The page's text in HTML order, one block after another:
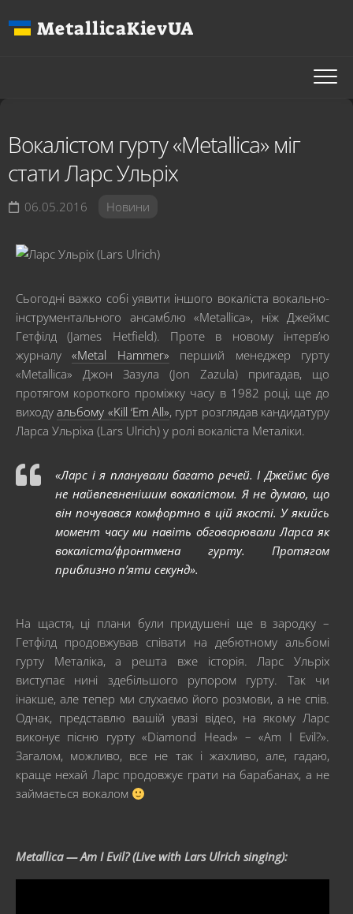
до
MetallicaKievUA
Вокалістом гурту «Metallica» міг
стати Ларс Ульріх
06.05.2016 Новини
Сьогодні важко собі уявити іншого вокаліста вокально-
інструментального ансамблю «Metallica», ніж Джеймс
Гетфілд (James Hetfield). Проте в новому інтерв’ю
журналу«Metal Hammer» перший менеджер гурту
«Metallica» Джон Зазула (Jon Zazula) пригадав, що
протягом короткого проміжку часу в 1982 році, ще до
виходуальбому «Kill ‘Em All», гурт розглядав кандидатуру
Ларса Ульріха (Lars Ulrich) у ролі вокаліста Металіки.
«Ларс і я планували багато речей. І Джеймс був
не найвпевненішим вокалістом. Я не думаю, що
він почувався комфортно в цій якості. У якийсь
момент часу ми навіть обговорювали Ларса як
вокаліста/фронтмена гурту. Протягом
приблизно п’яти секунд».
На щастя, ці плани були придушені ще в зародку –
Гетфілд продовжував співати на дебютному альбомі
гурту Металіка, а решта вже історія. Ларс Ульріх
виступає нині здебільшого рупором гурту. Так чи
інакше, але тепер ми слухаємо його розмови, а не спів.
Однак, представлю вашій увазі відео, на якому Ларс
виконує пісню гурту «Diamond Head» – «Am I Evil?».
Загалом, можливо, все не так і жахливо, але, гадаю,
краще нехай Ларс продовжує грати на барабанах, а не
займається вокалом
Metallica — Am I Evil? (Live with Lars Ulrich singing):